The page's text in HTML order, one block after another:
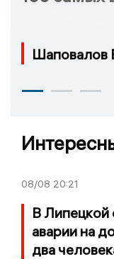
Шаповалов
08/08 20:21
В Липецкой
аварии на
два